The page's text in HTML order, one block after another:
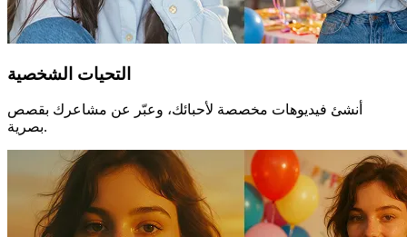
التحيات الشخصية
أنشئ فيديوهات مخصصة لأحبائك، وعبّر عن مشاعرك بقصص
بصرية.